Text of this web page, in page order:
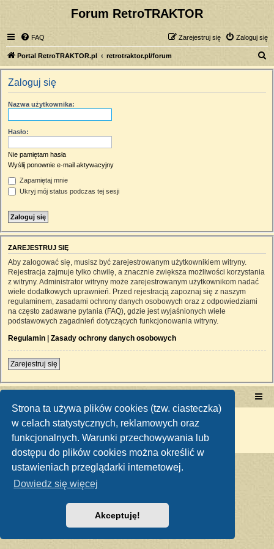
Strona ta używa plików cookies (tzw. ciasteczka)
w celach statystycznych, reklamowych oraz
funkcjonalnych. Warunki przechowywania lub
dostępu do plików cookies można określić w
ustawieniach przeglądarki internetowej.
Dowiedz się więcej
Akceptuję!
Forum RetroTRAKTOR
FAQ Zaloguj się
Zarejestruj się
Portal RetroTRAKTOR.pl retrotraktor.pl/forum
z
Zaloguj się
Nazwa użytkownika:
Hasło:
Nie pamiętam hasła
Wyślij ponownie e-mail aktywacyjny
Zapamiętaj mnie
Ukryj mój status podczas tej sesji
ZAREJESTRUJ SIĘ
Aby zalogować się, musisz być zarejestrowanym użytkownikiem witryny.
Rejestracja zajmuje tylko chwilę, a znacznie zwiększa możliwości korzystania
z witryny. Administrator witryny może zarejestrowanym użytkownikom nadać
wiele dodatkowych uprawnień. Przed rejestracją zapoznaj się z naszym
regulaminem, zasadami ochrony danych osobowych oraz z odpowiedziami
na często zadawane pytania (FAQ), gdzie jest wyjaśnionych wiele
podstawowych zagadnień dotyczących funkcjonowania witryny.
Regulamin | Zasady ochrony danych osobowych
Zarejestruj się
Technologię dostarcza phpBB ® Forum Software © phpBB Limited
Polski pakiet językowy dostarcza
Zasady ochrony danych osobowych|Regulamin